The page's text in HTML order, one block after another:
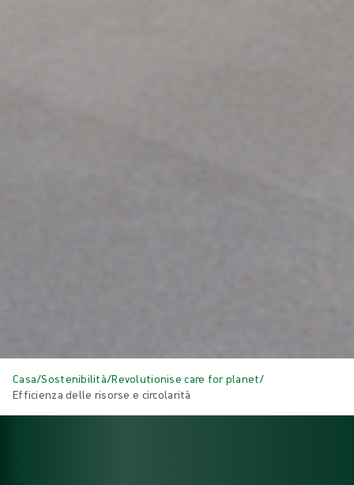
Casa/Sostenibilità/Revolutionise care for planet/
Efficienza delle risorse e circolarità